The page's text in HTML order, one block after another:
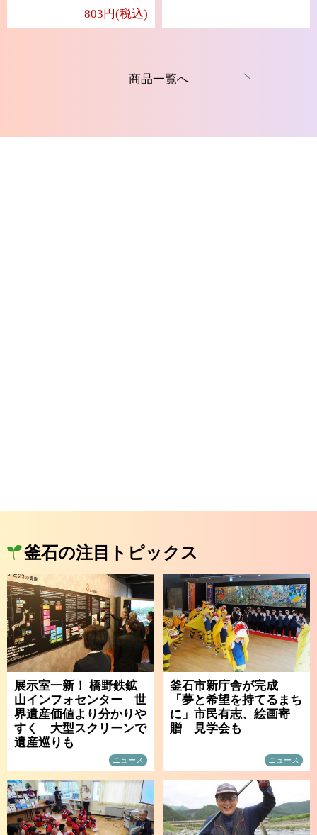
803円(税込)
商品一覧へ
釜石の注目トピックス
展示室一新！ 橋野鉄鉱
山インフォセンター 世
界遺産価値より分かりや
すく 大型スクリーンで
遺産巡りも
ニュース
釜石市新庁舎が完成
「夢と希望を持てるまち
に」市民有志、絵画寄
贈 見学会も
ニュース